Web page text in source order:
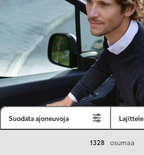
Suodata ajoneuvoja Lajittele
1328 osumaa